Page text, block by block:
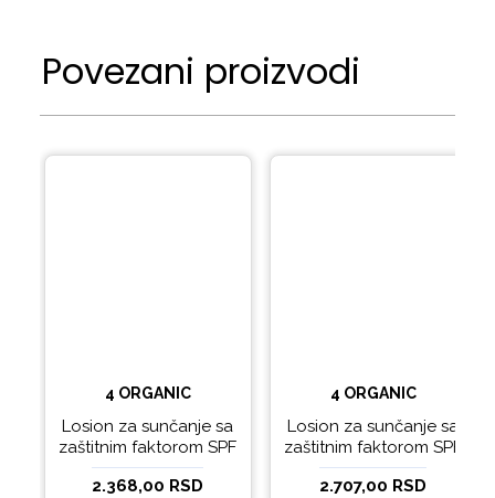
Povezani proizvodi
4 ORGANIC
Losion za sunčanje sa
zaštitnim faktorom SPF
15 Derma Sun 200ml
2.368,00 RSD
4 ORGANIC
Losion za sunčanje sa
zaštitnim faktorom SPF
30 Derma Sun 200ml
2.707,00 RSD